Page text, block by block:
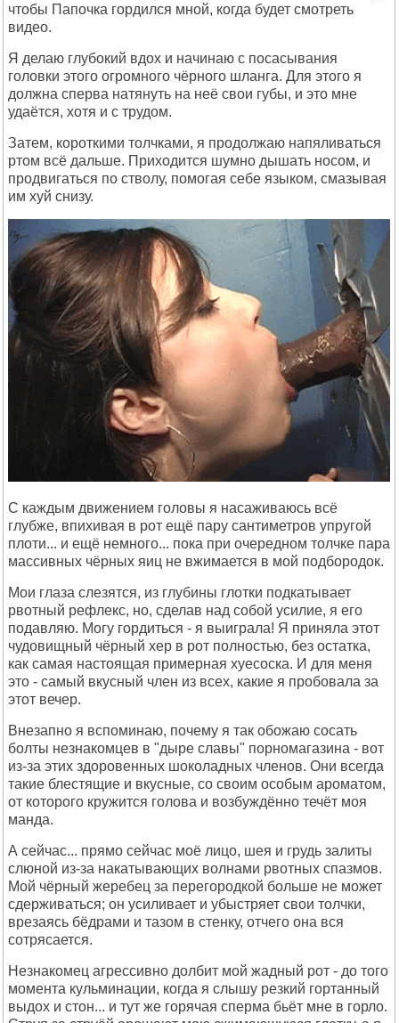
чтобы Папочка гордился мной, когда будет смотреть
видео.
Я делаю глубокий вдох и начинаю с посасывания
головки этого огромного чёрного шланга. Для этого я
должна сперва натянуть на неё свои губы, и это мне
удаётся, хотя и с трудом.
Затем, короткими толчками, я продолжаю напяливаться
ртом всё дальше. Приходится шумно дышать носом, и
продвигаться по стволу, помогая себе языком, смазывая
им хуй снизу.
С каждым движением головы я насаживаюсь всё
глубже, впихивая в рот ещё пару сантиметров упругой
плоти... и ещё немного... пока при очередном толчке пара
массивных чёрных яиц не вжимается в мой подбородок.
Мои глаза слезятся, из глубины глотки подкатывает
рвотный рефлекс, но, сделав над собой усилие, я его
подавляю. Могу гордиться - я выиграла! Я приняла этот
чудовищный чёрный хер в рот полностью, без остатка,
как самая настоящая примерная хуесоска. И для меня
это - самый вкусный член из всех, какие я пробовала за
этот вечер.
Внезапно я вспоминаю, почему я так обожаю сосать
болты незнакомцев в "дыре славы" порномагазина - вот
из-за этих здоровенных шоколадных членов. Они всегда
такие блестящие и вкусные, со своим особым ароматом,
от которого кружится голова и возбуждённо течёт моя
манда.
А сейчас... прямо сейчас моё лицо, шея и грудь залиты
слюной из-за накатывающих волнами рвотных спазмов.
Мой чёрный жеребец за перегородкой больше не может
сдерживаться; он усиливает и убыстряет свои толчки,
врезаясь бёдрами и тазом в стенку, отчего она вся
сотрясается.
Незнакомец агрессивно долбит мой жадный рот - до того
момента кульминации, когда я слышу резкий гортанный
выдох и стон... и тут же горячая сперма бьёт мне в горло.